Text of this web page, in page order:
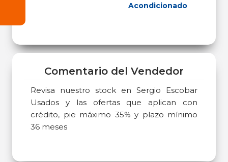
Acondicionado
Comentario del Vendedor
Revisa nuestro stock en Sergio Escobar
Usados y las ofertas que aplican con
crédito, pie máximo 35% y plazo mínimo
36 meses